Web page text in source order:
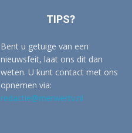
TIPS?
Bent u getuige van een
nieuwsfeit, laat ons dit dan
weten. U kunt contact met ons
opnemen via:
redactie@merwertv.nl